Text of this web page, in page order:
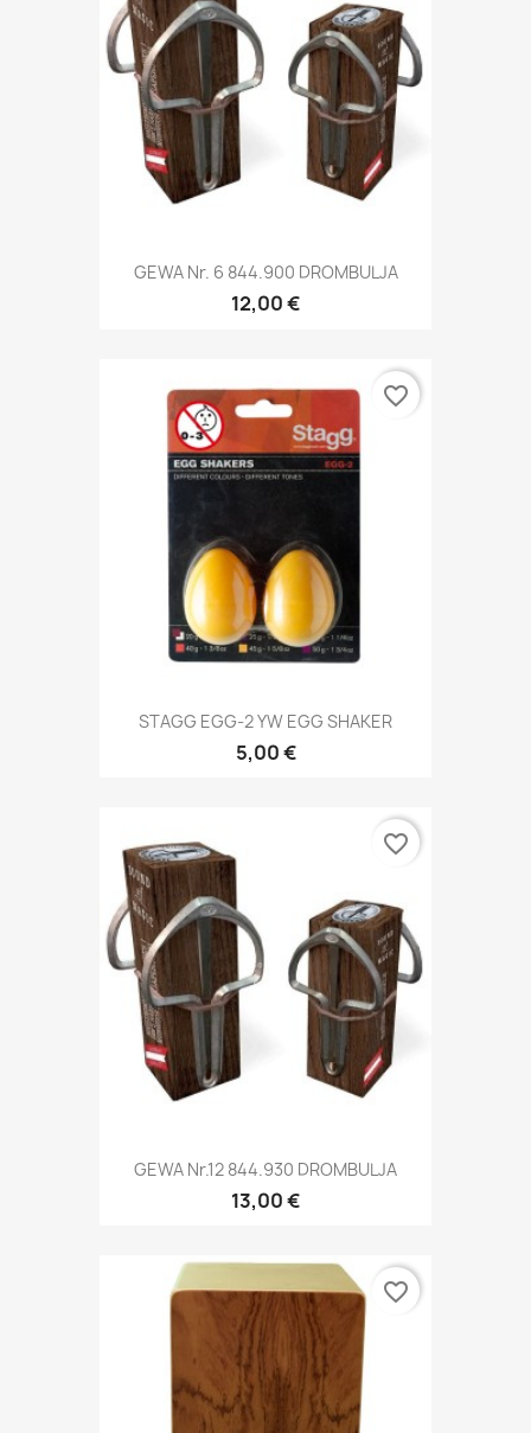
GEWA Nr. 6 844.900 DROMBULJA
12,00 €
STAGG EGG-2 YW EGG SHAKER
5,00 €
favorite_border
GEWA Nr.12 844.930 DROMBULJA
13,00 €
favorite_border
favorite_border